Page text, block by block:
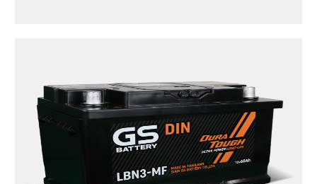
Peugeot 360/ Peugeot 406/ Peugeot 407/ Peugeot
607 / Ranger (2.2 & 2.5)/ Revo (2.4)/ Revo GR Sport (2.4)
/ Revo Prerunner (2.4)/ Revo Rocco (2.4)/ Revo Z-
Edition (2.4)/ Scirocco (2.0)/ Terra 2018-2022
Territory (2.7)
/ Trailblazer Phoenix (2.5)/ Vento (1.8)
X-Trail Hybrid (2.0)